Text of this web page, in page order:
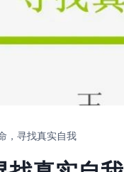
，寻找真实自我